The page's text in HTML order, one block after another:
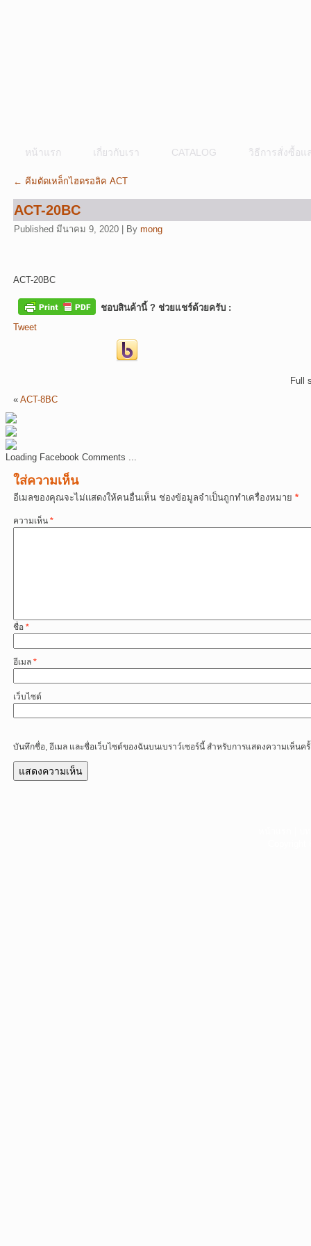
หน้าแรก เกี่ยวกับเรา CATALOG วิธีการสั่งซื้อแ
← คีมตัดเหล็กไฮดรอลิค ACT
ACT-20BC
Published มีนาคม 9, 2020 By mong
ACT-20BC
ชอบสินค้านี้ ? ช่วยแชร์ด้วยครับ :
Tweet
Full
« ACT-8BC
Loading Facebook Comments ...
ใส่ความเห็น
อีเมลของคุณจะไม่แสดงให้คนอื่นเห็น ช่องข้อมูลจำเป็นถูกทำเครื่องหมาย *
ความเห็น *
ชื่อ *
อีเมล *
เว็บไซต์
บันทึกชื่อ, อีเมล และชื่อเว็บไซต์ของฉันบนเบราว์เซอร์นี้ สำหรับการแสดงความเห็นค